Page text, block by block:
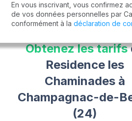
Obtenez les tarifs
Residence les
Chaminades à
Champagnac-de-
(24)
En vous inscrivant, vous confirmez
de vos données personnelles par
conformément à la déclaration de